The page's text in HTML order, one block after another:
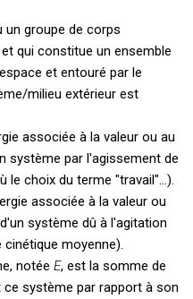
un groupe de corps
qui constitue un ensemble
et entouré par le
milieu extérieur est
associée à la valeur ou au
système par l'agissement de
choix du terme "travail"...).
associée à la valeur ou
système dû à l'agitation
moyenne).
notée E, est la somme de
système par rapport à son